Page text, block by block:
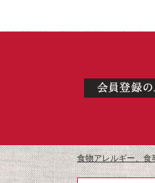
食物アレルギー、食